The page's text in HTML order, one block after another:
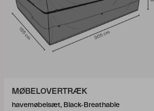
MØBELOVERTRÆK
havemøbelsæt, Black-Breathable